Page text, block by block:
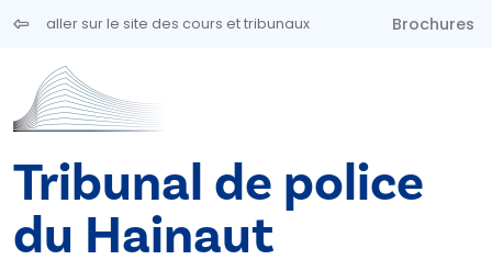
Aller au contenu principal
aller sur le site des cours et tribunaux Brochures
Tribunal de police
du Hainaut